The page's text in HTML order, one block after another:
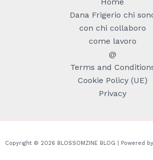
Home
Dana Frigerio chi
con chi collaboro
come lavoro
@
Terms and
Cookie Policy (UE)
Privacy
Copyright © 2026 BLOSSOMZINE BLOG | Powered by